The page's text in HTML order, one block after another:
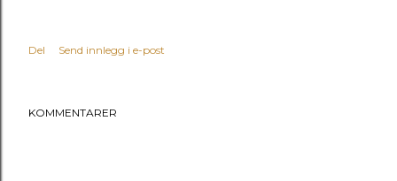
Del Send innlegg i e-post
KOMMENTARER